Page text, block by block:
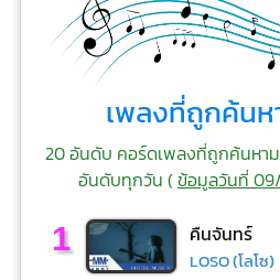
เพลงที่ถูกค้น
20 อันดับ คอร์ดเพลงที่ถูกค้นหา
อันดับทุกวัน (ข้อมูลวันที่
1 คืนจันทร์
LOSO (โลโซ)